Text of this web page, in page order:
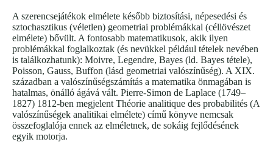
A szerencsejátékok elmélete később biztosítási, népesedési és
sztochasztikus (véletlen) geometriai problémákkal (céllövészet
elmélete) bővült. A fontosabb matematikusok, akik ilyen
problémákkal foglalkoztak (és nevükkel például tételek nevében
is találkozhatunk): Moivre, Legendre, Bayes (ld. Bayes tétele),
Poisson, Gauss, Buffon (lásd geometriai valószínűség). A XIX.
században a valószínűségszámítás a matematika önmagában is
hatalmas, önálló ágává vált. Pierre-Simon de Laplace (1749–
1827) 1812-ben megjelent Théorie analitique des probabilités (A
valószínűségek analitikai elmélete) című könyve nemcsak
összefoglalója ennek az elméletnek, de sokáig fejlődésének
egyik motorja.